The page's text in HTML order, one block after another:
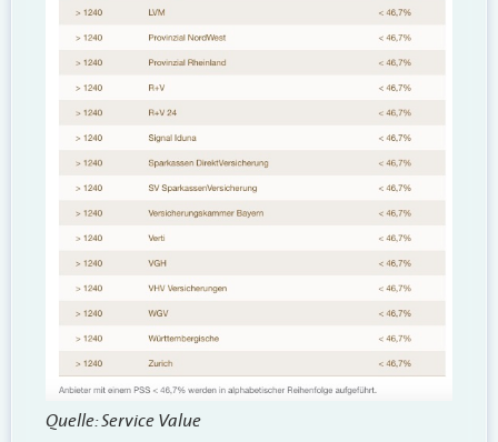
Quelle: Service Value